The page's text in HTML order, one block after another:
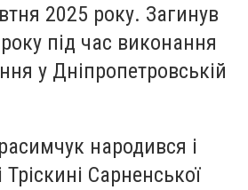
2025 року. Загинув
під час виконання
у Дніпропетровській
народився і
Сарненської